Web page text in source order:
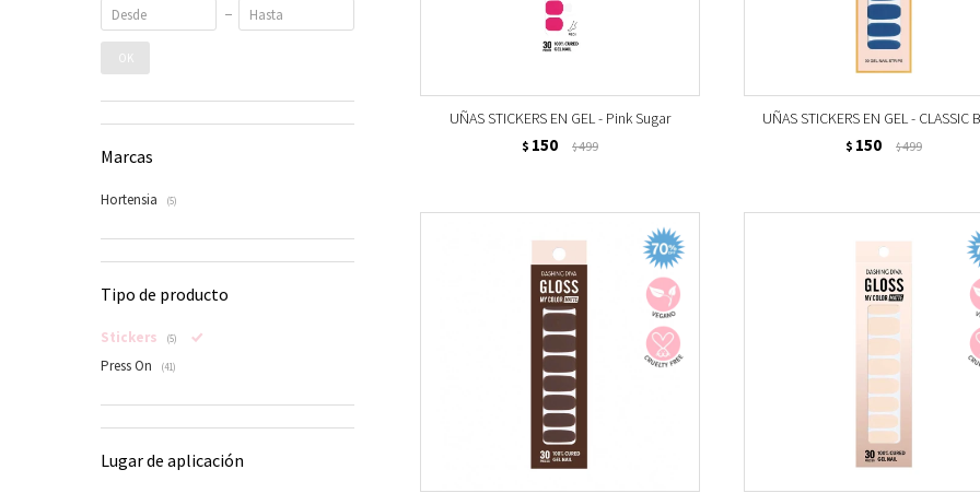
UÑAS STICKERS EN GEL - Pink Sugar
$ 150 $499
UÑAS STICKERS EN GEL - CLASSIC
$ 150 $499
OK
Marcas
Hortensia (5)
Tipo de producto
Stickers (5)
Press On (41)
Lugar de aplicación